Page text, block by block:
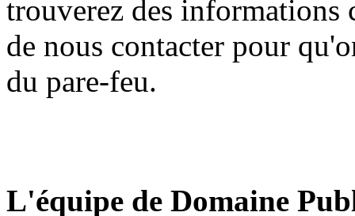
trouverez des informations
de nous contacter pour
du pare-feu.
L'équipe de Domaine